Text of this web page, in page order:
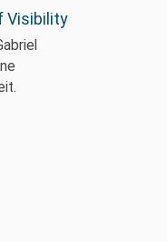
Visibility